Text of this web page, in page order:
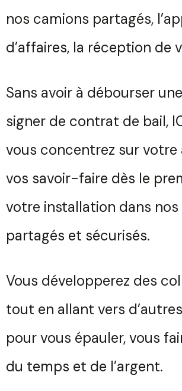
nos camions partagés,
d’affaires, la réception de
Sans avoir à débourser
signer de contrat de bail,
vous concentrez sur
vos savoir-faire dès le
votre installation dans nos
partagés et sécurisés.
Vous développerez des
tout en allant vers
pour vous épauler, vous
du temps et de l’argent.
Trouvez votre session
Vous souhaitez
renseignements
abos ?